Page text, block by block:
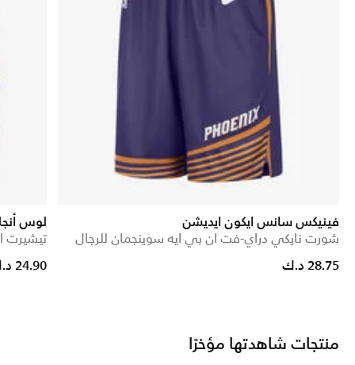
فينيكس سانس ايكون ايديشن
شورت نايكي دراي-فت ان بي ايه سوينجمان للرجال
28.75 د.ك
لوس
تيشيرت
from
24.90 د.ك
منتجات شاهدتها مؤخرًا